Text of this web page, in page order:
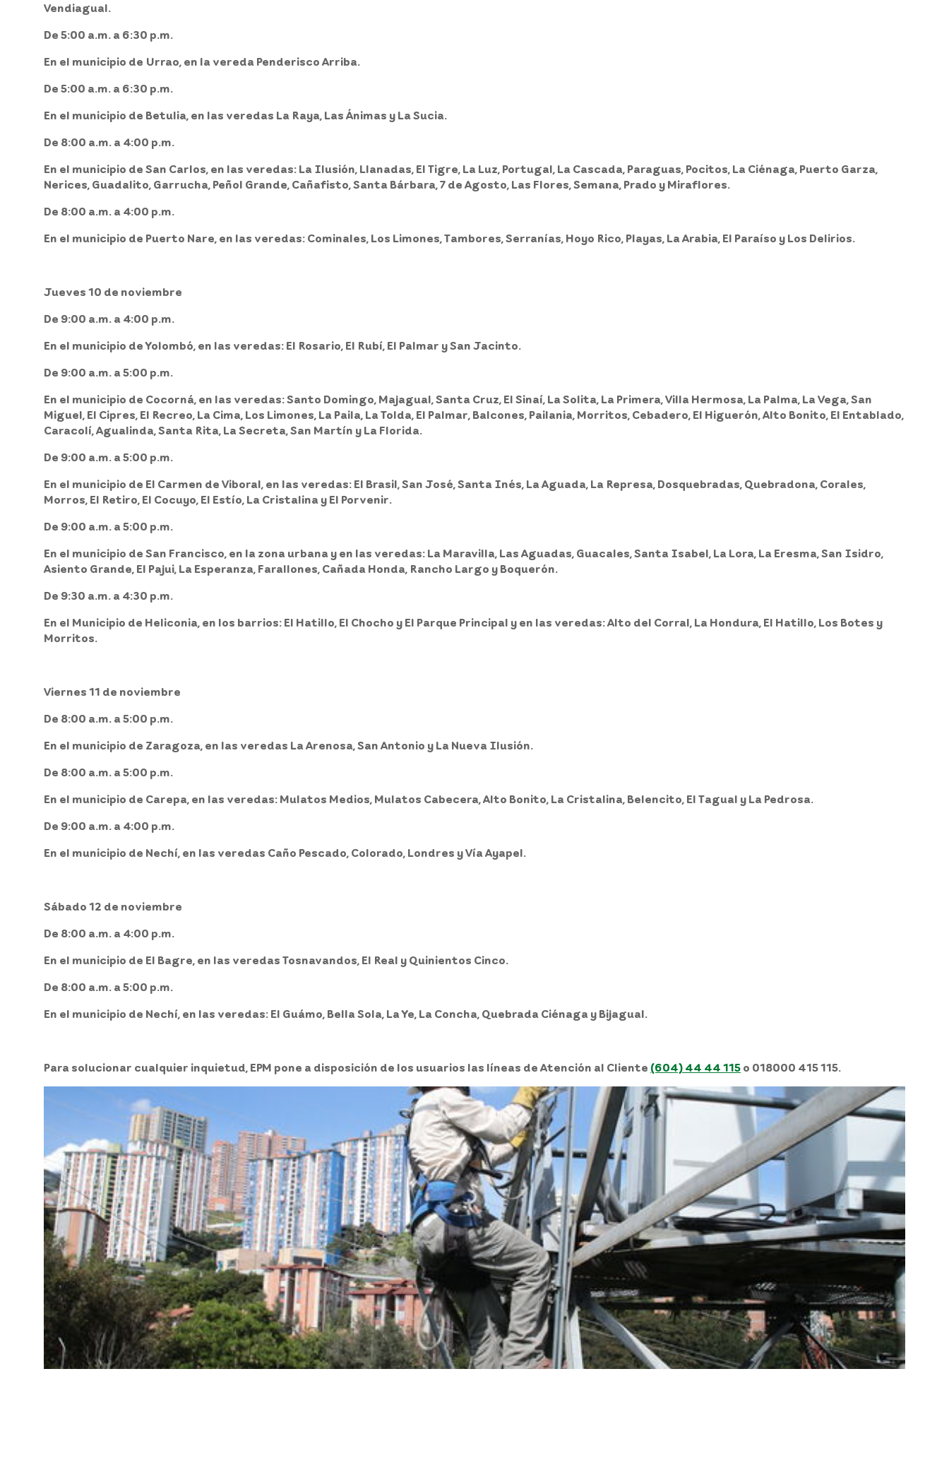
Vendiagual.
De 5:00 a.m. a 6:30 p.m.
En el municipio de Urrao, en la vereda Penderisco Arriba.
De 5:00 a.m. a 6:30 p.m.
En el municipio de Betulia, en las veredas La Raya, Las Ánimas y La Sucia.
De 8:00 a.m. a 4:00 p.m.
En el municipio de San Carlos, en las veredas: La Ilusión, Llanadas, El Tigre, La Luz, Portugal, La Cascada, Paraguas, Pocitos, La Ciénaga, Puerto Garza,
Nerices, Guadalito, Garrucha, Peñol Grande, Cañafisto, Santa Bárbara, 7 de Agosto, Las Flores, Semana, Prado y Miraflores.
De 8:00 a.m. a 4:00 p.m.
En el municipio de Puerto Nare, en las veredas: Cominales, Los Limones, Tambores, Serranías, Hoyo Rico, Playas, La Arabia, El Paraíso y Los Delirios.
Jueves 10 de noviembre
De 9:00 a.m. a 4:00 p.m.
En el municipio de Yolombó, en las veredas: El Rosario, El Rubí, El Palmar y San Jacinto.
De 9:00 a.m. a 5:00 p.m.
En el municipio de Cocorná, en las veredas: Santo Domingo, Majagual, Santa Cruz, El Sinaí, La Solita, La Primera, Villa Hermosa, La Palma, La Vega, San
Miguel, El Cipres, El Recreo, La Cima, Los Limones, La Paila, La Tolda, El Palmar, Balcones, Pailania, Morritos, Cebadero, El Higuerón, Alto Bonito, El Entablado,
Caracolí, Agualinda, Santa Rita, La Secreta, San Martín y La Florida.
De 9:00 a.m. a 5:00 p.m.
En el municipio de El Carmen de Viboral, en las veredas: El Brasil, San José, Santa Inés, La Aguada, La Represa, Dosquebradas, Quebradona, Corales,
Morros, El Retiro, El Cocuyo, El Estío, La Cristalina y El Porvenir.
De 9:00 a.m. a 5:00 p.m.
En el municipio de San Francisco, en la zona urbana y en las veredas: La Maravilla, Las Aguadas, Guacales, Santa Isabel, La Lora, La Eresma, San Isidro,
Asiento Grande, El Pajui, La Esperanza, Farallones, Cañada Honda, Rancho Largo y Boquerón.
De 9:30 a.m. a 4:30 p.m.
En el Municipio de Heliconia, en los barrios: El Hatillo, El Chocho y El Parque Principal y en las veredas: Alto del Corral, La Hondura, El Hatillo, Los Botes y
Morritos.
Viernes 11 de noviembre
De 8:00 a.m. a 5:00 p.m.
En el municipio de Zaragoza, en las veredas La Arenosa, San Antonio y La Nueva Ilusión.
De 8:00 a.m. a 5:00 p.m.
En el municipio de Carepa, en las veredas: Mulatos Medios, Mulatos Cabecera, Alto Bonito, La Cristalina, Belencito, El Tagual y La Pedrosa.
De 9:00 a.m. a 4:00 p.m.
En el municipio de Nechí, en las veredas Caño Pescado, Colorado, Londres y Vía Ayapel.
Sábado 12 de noviembre
De 8:00 a.m. a 4:00 p.m.
En el municipio de El Bagre, en las veredas Tosnavandos, El Real y Quinientos Cinco.
De 8:00 a.m. a 5:00 p.m.
En el municipio de Nechí, en las veredas: El Guámo, Bella Sola, La Ye, La Concha, Quebrada Ciénaga y Bijagual.
Para solucionar cualquier inquietud, EPM pone a disposición de los usuarios las líneas de Atención al Cliente (604) 44 44 115 o 018000 415 115.